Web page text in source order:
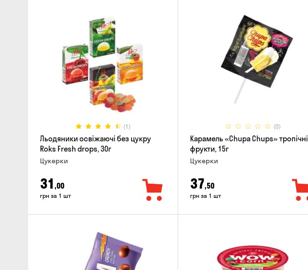
(1)
Льодяники освіжаючі без цукру
Roks Fresh drops, 30г
Цукерки
31 ,00
грн за 1 шт
(0)
Карамель «Chupa Chups» тропічні
фрукти, 15г
Цукерки
37,50
грн за 1 шт